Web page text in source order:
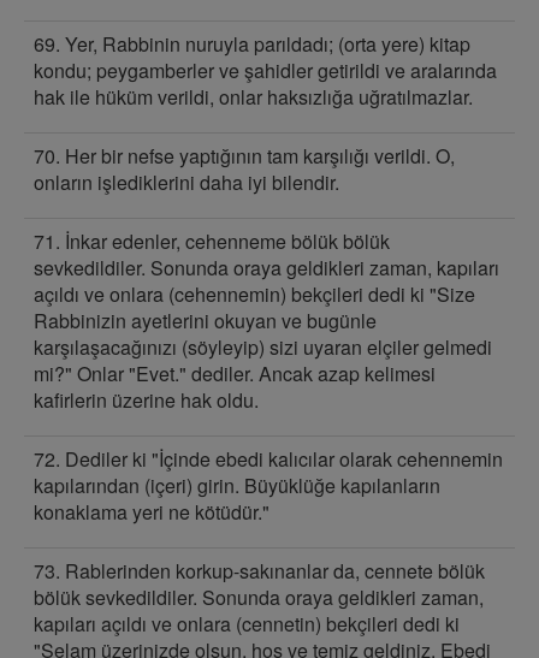
69. Yer, Rabbinin nuruyla parıldadı; (orta yere) kitap
kondu; peygamberler ve şahidler getirildi ve aralarında
hak ile hüküm verildi, onlar haksızlığa uğratılmazlar.
70. Her bir nefse yaptığının tam karşılığı verildi. O,
onların işlediklerini daha iyi bilendir.
71. İnkar edenler, cehenneme bölük bölük
sevkedildiler. Sonunda oraya geldikleri zaman, kapıları
açıldı ve onlara (cehennemin) bekçileri dedi ki "Size
Rabbinizin ayetlerini okuyan ve bugünle
karşılaşacağınızı (söyleyip) sizi uyaran elçiler gelmedi
mi?" Onlar "Evet." dediler. Ancak azap kelimesi
kafirlerin üzerine hak oldu.
72. Dediler ki "İçinde ebedi kalıcılar olarak cehennemin
kapılarından (içeri) girin. Büyüklüğe kapılanların
konaklama yeri ne kötüdür."
73. Rablerinden korkup-sakınanlar da, cennete bölük
bölük sevkedildiler. Sonunda oraya geldikleri zaman,
kapıları açıldı ve onlara (cennetin) bekçileri dedi ki
"Selam üzerinizde olsun, hoş ve temiz geldiniz. Ebedi